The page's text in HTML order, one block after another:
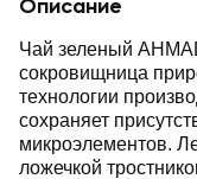
Описание
Чай зеленый
сокровищница
технологии
сохраняет
микроэлементов.
ложечкой